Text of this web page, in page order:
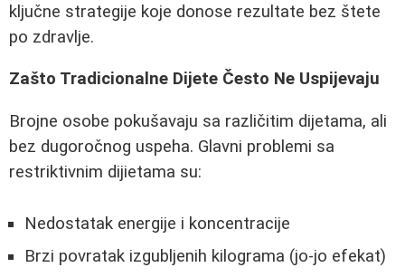
ključne strategije koje donose rezultate bez štete
po zdravlje.
Zašto Tradicionalne Dijete Često Ne Uspijevaju
Brojne osobe pokušavaju sa različitim dijetama, ali
bez dugoročnog uspeha. Glavni problemi sa
restriktivnim dijietama su:
Nedostatak energije i koncentracije
Brzi povratak izgubljenih kilograma (jo-jo efekat)